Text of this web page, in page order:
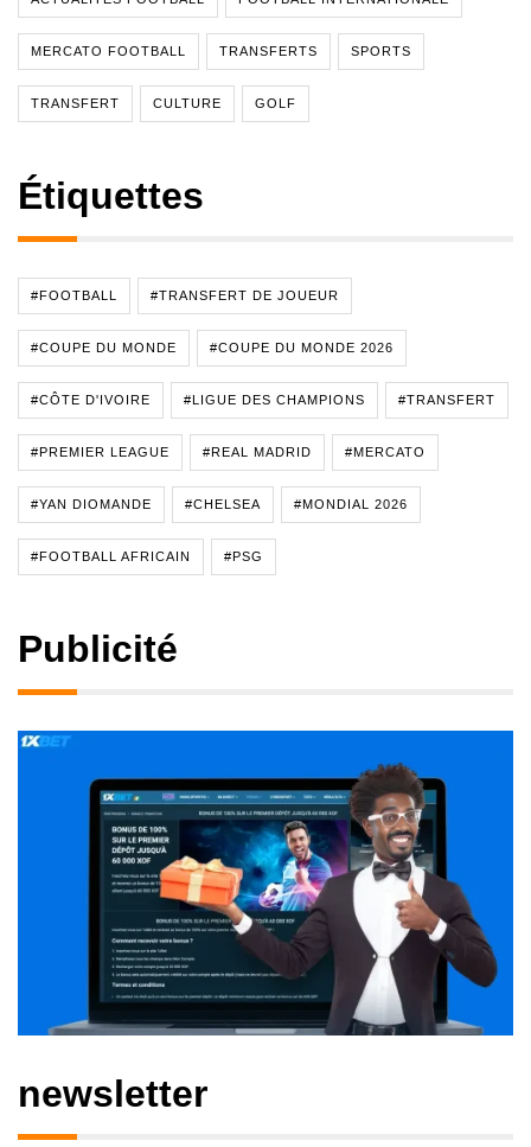
MERCATO FOOTBALL TRANSFERTS SPORTS
TRANSFERT CULTURE GOLF
Étiquettes
#FOOTBALL #TRANSFERT DE JOUEUR
#COUPE DU MONDE #COUPE DU MONDE 2026
#CÔTE D'IVOIRE #LIGUE DES CHAMPIONS #TRANSFERT
#PREMIER LEAGUE #REAL MADRID #MERCATO
#YAN DIOMANDE #CHELSEA #MONDIAL 2026
#FOOTBALL AFRICAIN #PSG
Publicité
newsletter